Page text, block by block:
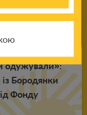
оду­жу­ва­ли»:
із Бо­ро­дян­ки
Фонду